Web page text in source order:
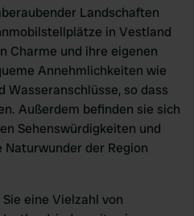
Landschaften
in Vestland
Charme und ihre eigenen
Annehmlichkeiten wie
Wasseranschlüsse, so dass
Außerdem befinden sie sich
Sehenswürdigkeiten und
der Region
eine Vielzahl von